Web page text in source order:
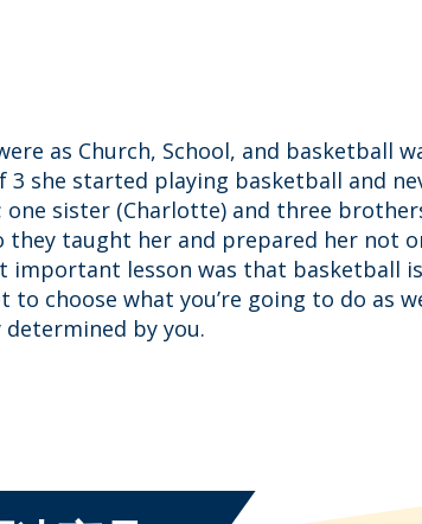
as Church, School, and basketball
she started playing basketball and
sister (Charlotte) and three
they taught her and prepared her not
important lesson was that basketball
choose what you’re going to do as
by you.